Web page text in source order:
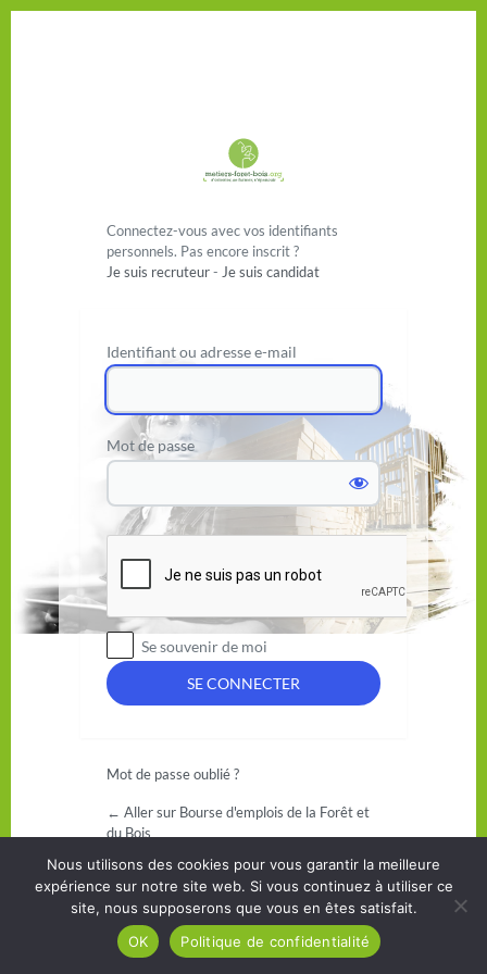
Connectez-vous avec vos identifiants
personnels. Pas encore inscrit ?
Je suis recruteur- Je suis candidat
Identifiant ou adresse e-mail
Mot de passe
Se souvenir de moi
Mot de passe oublié ?
← Aller sur Bourse d'emplois de la Forêt et
du Bois
Nous utilisons des cookies pour vous garantir la meilleure
expérience sur notre site web. Si vous continuez à utiliser ce
site, nous supposerons que vous en êtes satisfait.
OK
Politique de confidentialité